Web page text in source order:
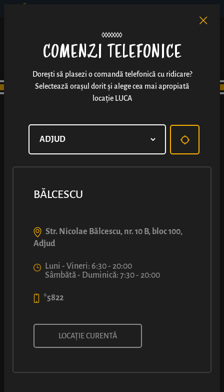
ȘTRUDEL CU BRÂNZĂ DULCE ȘI
STAFIDE
COMENZI TELEFONICE
Dorești să plasezi o comandă telefonică cu ridicare?
Selectează orașul dorit și alege cea mai apropiată
locație LUCA
BĂLCESCU
Str. Nicolae Bălcescu, nr. 10 B, bloc 100,
Adjud
Luni - Vineri: 6:30 - 20:00
Sâmbătă - Duminică: 7:30 - 20:00
*5822
LOCAȚIE CURENTĂ